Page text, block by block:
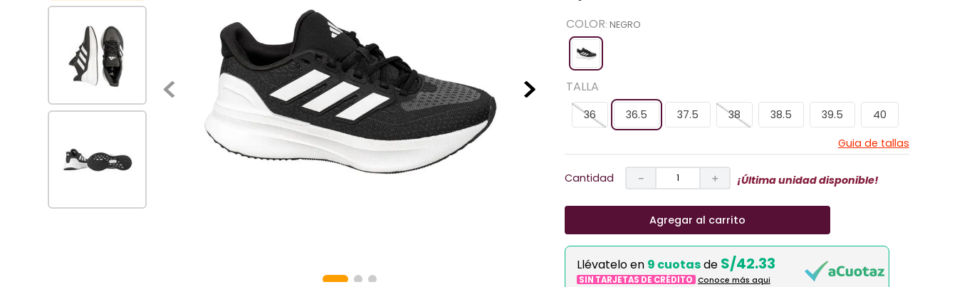
COLOR: NEGRO
TALLA
36 36.5 37.5 38 38.5 39.5
40
Guia de tallas
Cantidad ＋
－ ¡Última unidad disponible!
Agregar al carrito
Llévatelo en 9 cuotasde S/42.33
SIN TARJETAS DE CRÉDITO Conoce más aqui
zapato negro mujer
zapatos mujer
ballerinas